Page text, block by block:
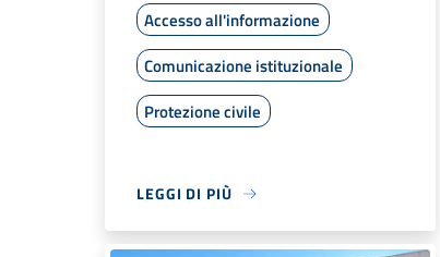
Accesso all'informazione
Comunicazione istituzionale
Protezione civile
LEGGI DI PIÙ